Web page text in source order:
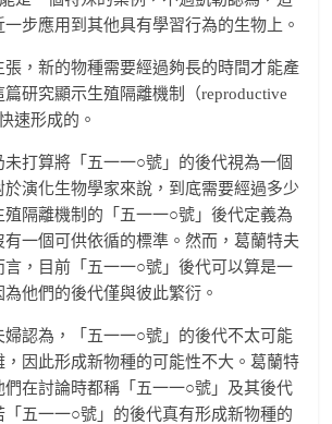
步應用到其他具有學習行為的生物上。
新的物種需要經過夠長的時間才能產
研究顯示生殖隔離機制（reproductive
速形成的。
算將「五一一○號」的後代視為一個
演化生物學家來說，到底需要經過多少
殖隔離機制的「五一一○號」後代定義為
一個可供依循的標準。然而，葛蘭特夫
言，目前「五一一○號」後代可以算是一
他們的後代僅與彼此繁衍。
為，「五一一○號」的後代不太可能
，因此形成新物種的可能性不大。葛蘭特
們在討論時都稱「五一一○號」及其後代
「五一一○號」的後代真有形成新物種的